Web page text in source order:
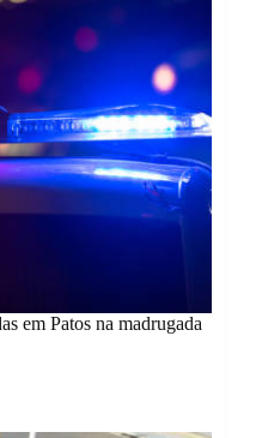
em Patos na madrugada